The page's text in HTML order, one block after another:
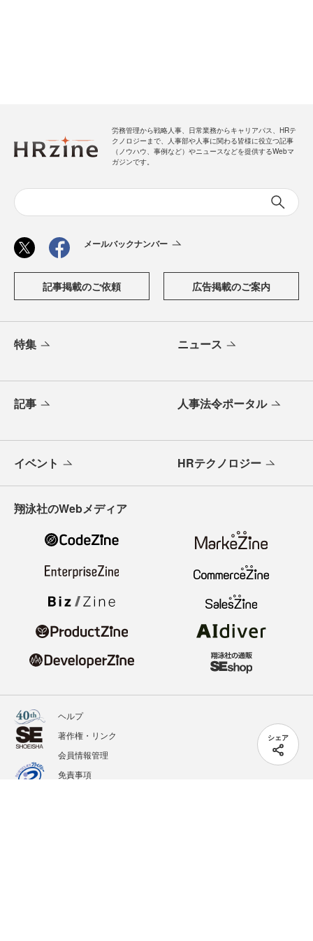
シェア
労務管理から戦略人事、日常業務からキャリアパス、HRテ
クノロジーまで、人事部や人事に関わる皆様に役立つ記事
（ノウハウ、事例など）やニュースなどを提供するWebマ
ガジンです。
メールバックナンバー
記事掲載のご依頼 広告掲載のご案内
特集 ニュース
記事 人事法令ポータル
イベント HRテクノロジー
翔泳社のWebメディア
ヘルプ
著作権・リンク
会員情報管理
免責事項